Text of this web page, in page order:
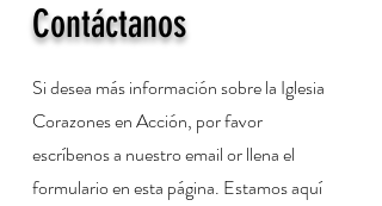
Contáctanos
Si desea más información sobre la Iglesia
Corazones en Acción, por favor
escríbenos a nuestro email or llena el
formulario en esta página. Estamos aquí